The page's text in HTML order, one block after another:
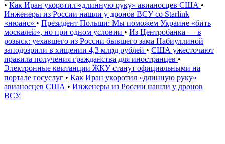
• Как Иран укоротил «длинную руку» авианосцев США •
Инженеры из России нашли у дронов ВСУ со Starlink
«нюанс» • Президент Польши: Мы поможем Украине «бить
москалей», но при одном условии • Из Центробанка — в
розыск: уехавшего из России бывшего зама Набиуллиной
заподозрили в хищении 4,3 млрд рублей • США ужесточают
правила получения гражданства для иностранцев •
Электронные квитанции ЖКУ станут официальными на
портале госуслуг • Как Иран укоротил «длинную руку»
авианосцев США • Инженеры из России нашли у дронов
ВСУ